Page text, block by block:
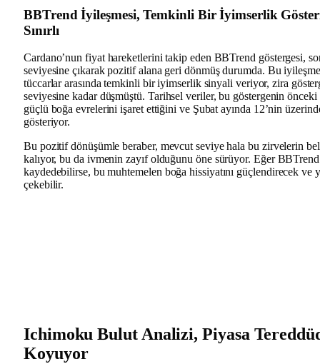
BBTrend İyileşmesi, Temkinli Bir İyimserlik
Sınırlı
Cardano’nun fiyat hareketlerini takip eden BBTrend göstergesi,
seviyesine çıkarak pozitif alana geri dönmüş durumda. Bu
tüccarlar arasında temkinli bir iyimserlik sinyali veriyor, zira
seviyesine kadar düşmüştü. Tarihsel veriler, bu göstergenin
güçlü boğa evrelerini işaret ettiğini ve Şubat ayında 12’nin
gösteriyor.
Bu pozitif dönüşümle beraber, mevcut seviye hala bu zirvelerin
kalıyor, bu da ivmenin zayıf olduğunu öne sürüyor. Eğer
kaydedebilirse, bu muhtemelen boğa hissiyatını güçlendirecek ve
çekebilir.
Ichimoku Bulut Analizi, Piyasa
Koyuyor